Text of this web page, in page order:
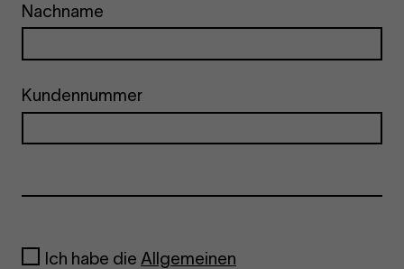
Nachname
Kundennummer
Ich habe die Allgemeinen